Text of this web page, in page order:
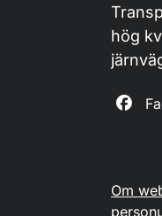
hög
Om